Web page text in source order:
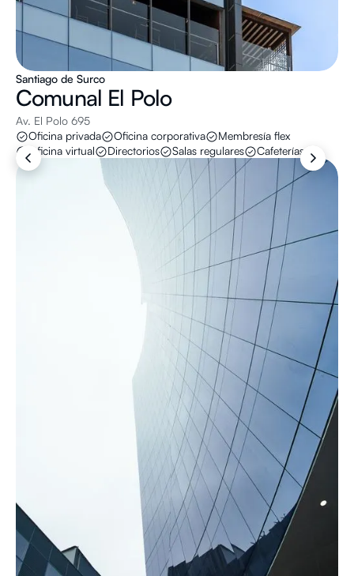
Santiago de Surco
Comunal El Polo
Av. El Polo 695
Oficina privada
Oficina corporativa
Membresía flex
Oficina virtual
Directorios Salas regulares Cafeterías